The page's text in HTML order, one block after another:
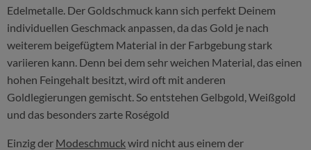
Edelmetalle. Der Goldschmuck kann sich perfekt Deinem
individuellen Geschmack anpassen, da das Gold je nach
weiterem beigefügtem Material in der Farbgebung stark
variieren kann. Denn bei dem sehr weichen Material, das einen
hohen Feingehalt besitzt, wird oft mit anderen
Goldlegierungen gemischt. So entstehen Gelbgold, Weißgold
und das besonders zarte Roségold
Einzig der Modeschmuckwird nicht aus einem der